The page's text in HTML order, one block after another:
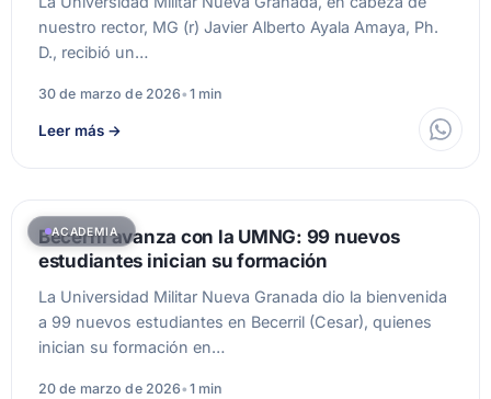
nuestro rector, MG (r) Javier Alberto Ayala Amaya, Ph.
D., recibió un…
30 de marzo de 2026• 1 min
Leer más →
ACADEMIA
Becerril avanza con la UMNG: 99 nuevos
estudiantes inician su formación
La Universidad Militar Nueva Granada dio la bienvenida
a 99 nuevos estudiantes en Becerril (Cesar), quienes
inician su formación en…
20 de marzo de 2026• 1 min